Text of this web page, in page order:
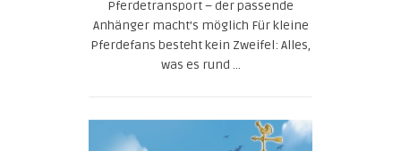
Pferdetransport – der passende
Anhänger macht’s möglich Für kleine
Pferdefans besteht kein Zweifel: Alles,
was es rund ...